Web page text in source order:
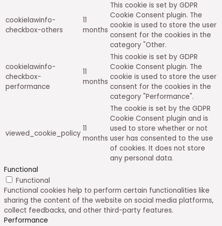
cookielawinfo-
checkbox-others
11
months
This cookie is set by GDPR
Cookie Consent plugin. The
cookie is used to store the user
consent for the cookies in the
category "Other.
cookielawinfo-
checkbox-
performance
11
months
This cookie is set by GDPR
Cookie Consent plugin. The
cookie is used to store the user
consent for the cookies in the
category "Performance".
viewed_cookie_policy
11
months
The cookie is set by the GDPR
Cookie Consent plugin and is
used to store whether or not
user has consented to the use
of cookies. It does not store
any personal data.
Functional
Functional
Functional cookies help to perform certain functionalities like
sharing the content of the website on social media platforms,
collect feedbacks, and other third-party features.
Performance